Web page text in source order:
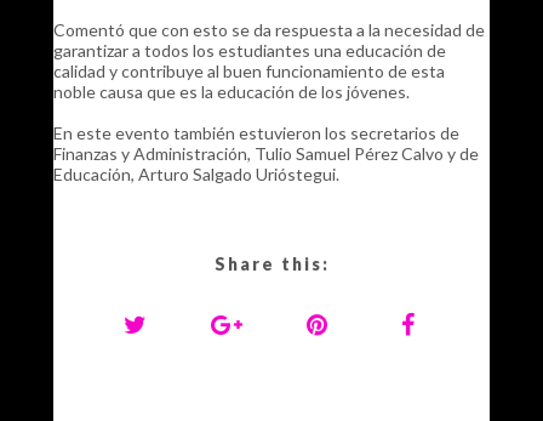
Comentó que con esto se da respuesta a la necesidad de
garantizar a todos los estudiantes una educación de
calidad y contribuye al buen funcionamiento de esta
noble causa que es la educación de los jóvenes.
En este evento también estuvieron los secretarios de
Finanzas y Administración, Tulio Samuel Pérez Calvo y de
Educación, Arturo Salgado Urióstegui.
Share this: